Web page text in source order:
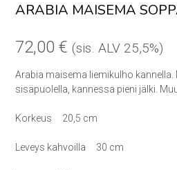
ARABIA MAISEMA
72,00 € (sis. ALV 25,5%)
Arabia maisema liemikulho
sisäpuolella, kannessa pieni jälki.
Korkeus 20,5 cm
Leveys kahvoilla 30 cm